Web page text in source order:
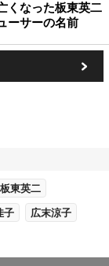
くなった板東英二
ーサーの名前
板東英二
子 広末涼子